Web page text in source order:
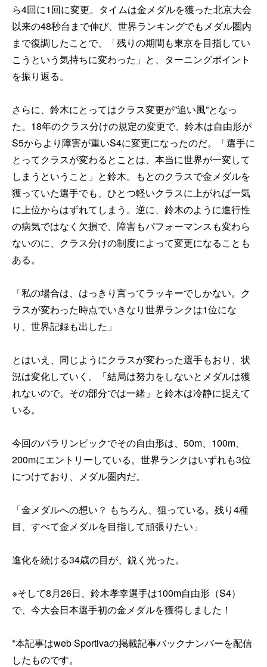
ら4回に1回に変更。タイムは金メダルを獲った北京大会
以来の48秒台まで伸び、世界ランキングでもメダル圏内
まで復調したことで、「残りの期間も東京を目指してい
こうという気持ちに変わった」と、ターニングポイント
を振り返る。
さらに、鈴木にとってはクラス変更が”追い風”となっ
た。18年のクラス分けの規定の変更で、鈴木は自由形が
S5からより障害が重いS4に変更になったのだ。「選手に
とってクラスが変わるとことは、本当に世界が一変して
しまうということ」と鈴木。もとのクラスで金メダルを
獲っていた選手でも、ひとつ軽いクラスに上がれば一気
に上位からはずれてしまう。逆に、鈴木のように進行性
の病気ではなく欠損で、障害もパフォーマンスも変わら
ないのに、クラス分けの制度によって変更になることも
ある。
「私の場合は、はっきり言ってラッキーでしかない。ク
ラスが変わった時点でいきなり世界ランクは1位にな
り、世界記録も出した」
とはいえ、同じようにクラスが変わった選手もおり、状
況は変化していく。「結局は努力をしないとメダルは獲
れないので。その部分では一緒」と鈴木は冷静に捉えて
いる。
今回のパラリンピックでその自由形は、50m、100m、
200mにエントリーしている。世界ランクはいずれも3位
につけており、メダル圏内だ。
「金メダルへの想い？ もちろん、狙っている。残り4種
目、すべて金メダルを目指して頑張りたい」
進化を続ける34歳の目が、鋭く光った。
※そして8月26日、鈴木孝幸選手は100m自由形（S4）
で、今大会日本選手初の金メダルを獲得しました！
*本記事はweb Sportivaの掲載記事バックナンバーを配信
したものです。